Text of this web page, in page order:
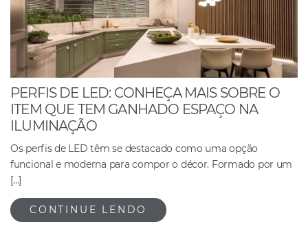
PERFIS DE LED: CONHEÇA MAIS SOBRE O
ITEM QUE TEM GANHADO ESPAÇO NA
ILUMINAÇÃO
Os perfis de LED têm se destacado como uma opção
funcional e moderna para compor o décor. Formado por um
[…]
CONTINUE LENDO